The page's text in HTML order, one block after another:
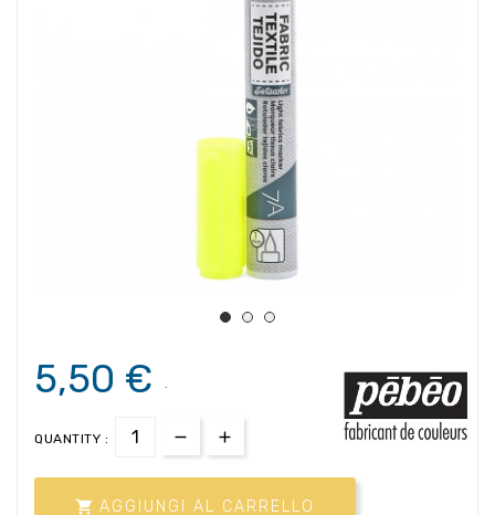
5,50 € .
QUANTITY :
 AGGIUNGI AL CARRELLO